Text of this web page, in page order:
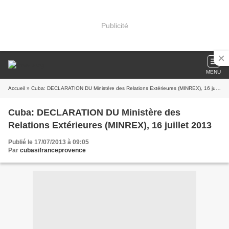
Publicité
MENU
Accueil » Cuba: DECLARATION DU Ministère des Relations Extérieures (MINREX), 16 juillet 2013
Cuba: DECLARATION DU Ministère des
Relations Extérieures (MINREX), 16 juillet 2013
Publié le 17/07/2013 à 09:05
Par cubasifranceprovence